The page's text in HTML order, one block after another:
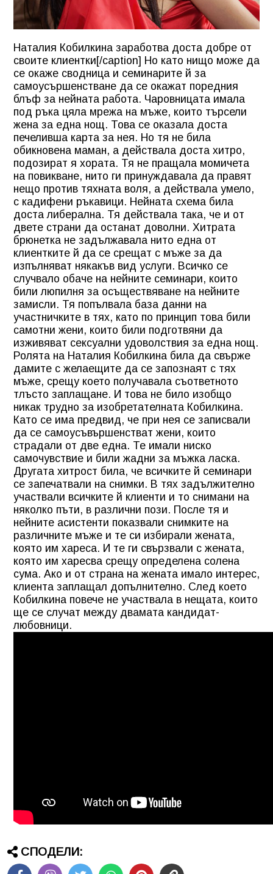
Наталия Кобилкина заработва доста добре от
своите клиентки[/caption] Но като нищо може да
се окаже сводница и семинарите й за
самоусършенстване да се окажат поредния
блъф за нейната работа. Чаровницата имала
под ръка цяла мрежа на мъже, които търсели
жена за една нощ. Това се оказала доста
печеливша карта за нея. Но тя не била
обикновена маман, а действала доста хитро,
подозират я хората. Тя не пращала момичета
на повикване, нито ги принуждавала да правят
нещо против тяхната воля, а действала умело,
с кадифени ръкавици. Нейната схема била
доста либерална. Тя действала така, че и от
двете страни да останат доволни. Хитрата
брюнетка не задължавала нито една от
клиентките й да се срещат с мъже за да
изпълняват някакъв вид услуги. Всичко се
случвало обаче на нейните семинари, които
били люпилня за осъществяване на нейните
замисли. Тя попълвала база данни на
участничките в тях, като по принцип това били
самотни жени, които били подготвяни да
изживяват сексуални удоволствия за една нощ.
Ролята на Наталия Кобилкина била да свърже
дамите с желаещите да се запознаят с тях
мъже, срещу което получавала съответното
тлъсто заплащане. И това не било изобщо
никак трудно за изобретателната Кобилкина.
Като се има предвид, че при нея се записвали
да се самоусъвършенстват жени, които
страдали от две една. Те имали ниско
самочувствие и били жадни за мъжка ласка.
Другата хитрост била, че всичките й семинари
се запечатвали на снимки. В тях задължително
участвали всичките й клиенти и то снимани на
няколко пъти, в различни пози. После тя и
нейните асистенти показвали снимките на
различните мъже и те си избирали жената,
която им хареса. И те ги свързвали с жената,
която им харесва срещу определена солена
сума. Ако и от страна на жената имало интерес,
клиента заплащал допълнително. След което
Кобилкина повече не участвала в нещата, които
ще се случат между двамата кандидат-
любовници.
СПОДЕЛИ: